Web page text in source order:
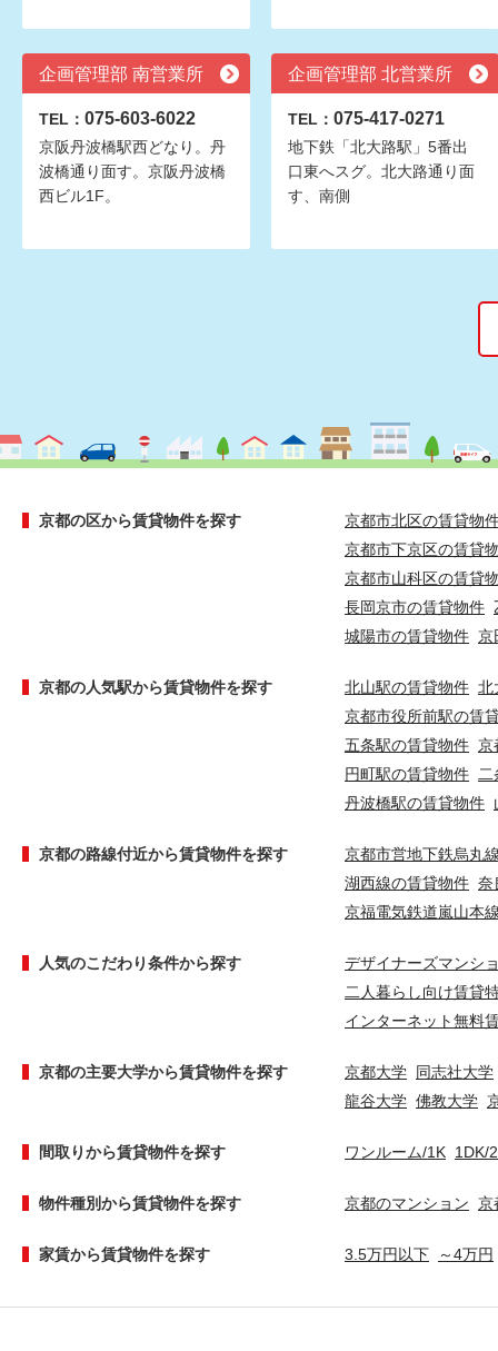
企画管理部 南営業所
TEL： 075-603-6022
京阪丹波橋駅西どなり。丹
波橋通り面す。京阪丹波橋
西ビル1F。
企画管理部 北営業所
TEL： 075-417-0271
地下鉄「北大路駅」5番出
口東へスグ。北大路通り面
す、南側
京都の区から賃貸物件を探す
京都市北区の賃貸物
京都市下京区の賃貸
京都市山科区の賃貸
長岡京市の賃貸物件
城陽市の賃貸物件 京
京都の人気駅から賃貸物件を探す 北山駅の賃貸物件 北
京都市役所前駅の賃
五条駅の賃貸物件 京
円町駅の賃貸物件
丹波橋駅の賃貸物件
京都の路線付近から賃貸物件を探す
京都市営地下鉄烏丸
湖西線の賃貸物件 奈
京福電気鉄道嵐山本
人気のこだわり条件から探す
デザイナーズマンシ
二人暮らし向け賃貸
インターネット無料
京都の主要大学から賃貸物件を探す 京都大学 同志社大学
龍谷大学 佛教大学
間取りから賃貸物件を探す ワンルーム/1K 1DK/
物件種別から賃貸物件を探す 京都のマンション 京
家賃から賃貸物件を探す 3.5万円以下 ～4万円